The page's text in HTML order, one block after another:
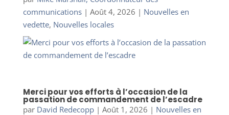
communications| Août 4, 2026 | Nouvelles en
vedette, Nouvelles locales
Merci pour vos efforts à l’occasion de la
passation de commandement de l’escadre
par David Redecopp| Août 1, 2026 | Nouvelles en